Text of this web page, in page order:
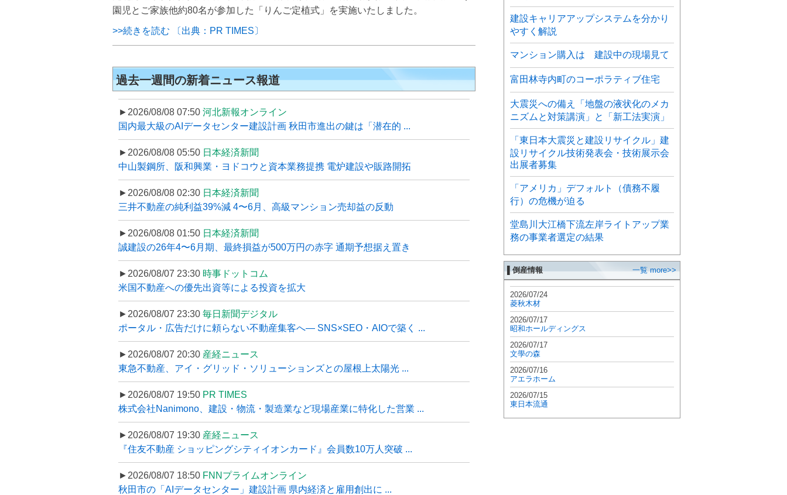
園児とご家族他約80名が参加した「りんご定植式」を実施いたしました。
>>続きを読む 〔出典：PR TIMES〕
過去一週間の新着ニュース報道
►2026/08/08 07:50 河北新報オンライン
国内最大級のAIデータセンター建設計画 秋田市進出の鍵は「潜在的 ...
►2026/08/08 05:50 日本経済新聞
中山製鋼所、阪和興業・ヨドコウと資本業務提携 電炉建設や販路開拓
►2026/08/08 02:30 日本経済新聞
三井不動産の純利益39%減 4〜6月、高級マンション売却益の反動
►2026/08/08 01:50 日本経済新聞
誠建設の26年4〜6月期、最終損益が500万円の赤字 通期予想据え置き
►2026/08/07 23:30 時事ドットコム
米国不動産への優先出資等による投資を拡大
►2026/08/07 23:30 毎日新聞デジタル
ポータル・広告だけに頼らない不動産集客へ― SNS×SEO・AIOで築く ...
►2026/08/07 20:30 産経ニュース
東急不動産、アイ・グリッド・ソリューションズとの屋根上太陽光 ...
►2026/08/07 19:50 PR TIMES
株式会社Nanimono、建設・物流・製造業など現場産業に特化した営業 ...
►2026/08/07 19:30 産経ニュース
『住友不動産 ショッピングシティイオンカード』会員数10万人突破 ...
►2026/08/07 18:50 FNNプライムオンライン
秋田市の「AIデータセンター」建設計画 県内経済と雇用創出に ...
建設キャリアアップシステムを分かり
やすく解説
マンション購入は 建設中の現場見て
富田林寺内町のコーポラティブ住宅
大震災への備え「地盤の液状化のメカ
ニズムと対策講演」と「新工法実演」
「東日本大震災と建設リサイクル」建
設リサイクル技術発表会・技術展示会
出展者募集
「アメリカ」デフォルト（債務不履
行）の危機が迫る
堂島川大江橋下流左岸ライトアップ業
務の事業者選定の結果
▌倒産情報 一覧 more>>
2026/07/24
菱秋木材
2026/07/17
昭和ホールディングス
2026/07/17
文學の森
2026/07/16
アエラホーム
2026/07/15
東日本流通